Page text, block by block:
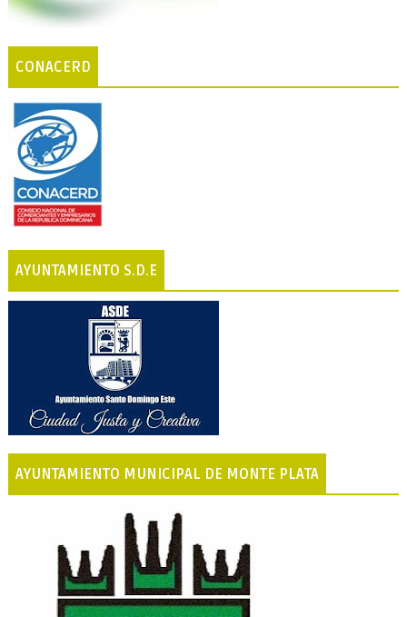
CONACERD
AYUNTAMIENTO S.D.E
AYUNTAMIENTO MUNICIPAL DE MONTE PLATA